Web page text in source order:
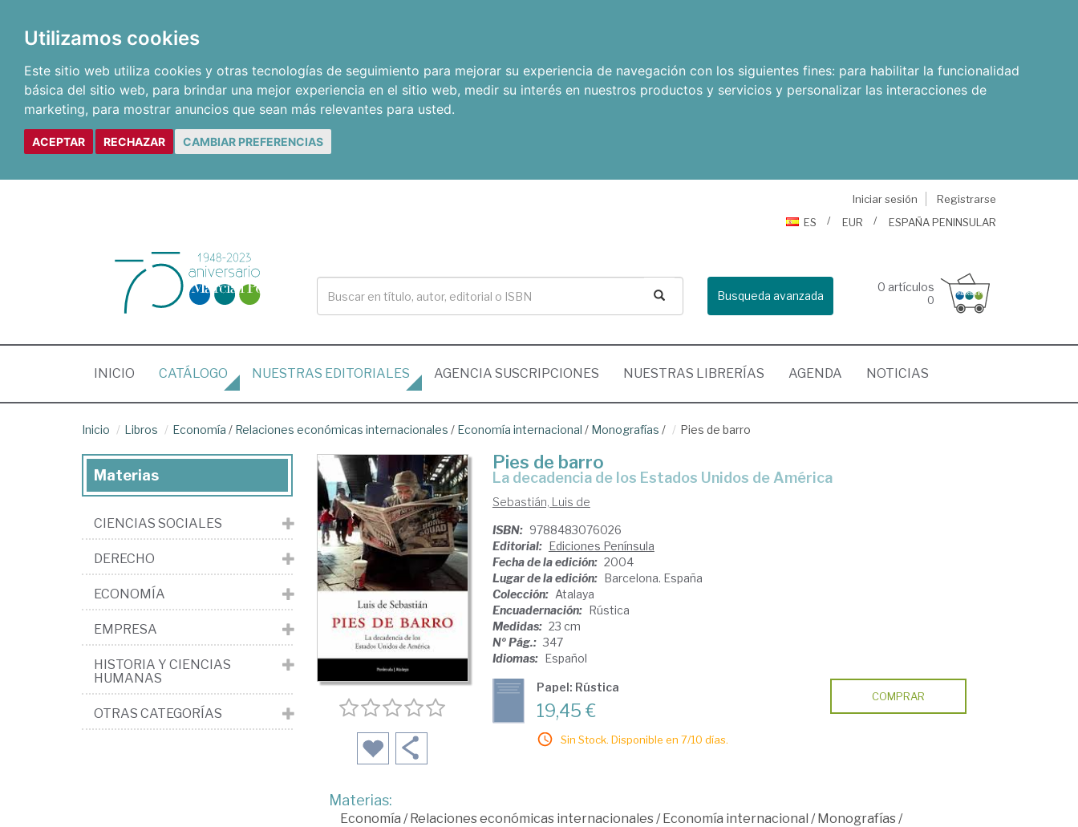
Utilizamos cookies
Este sitio web utiliza cookies y otras tecnologías de seguimiento para mejorar su experiencia de navegación con los siguientes fines: para habilitar la funcionalidad
básica del sitio web, para brindar una mejor experiencia en el sitio web, medir su interés en nuestros productos y servicios y personalizar las interacciones de
marketing, para mostrar anuncios que sean más relevantes para usted.
ACEPTAR RECHAZAR CAMBIAR PREFERENCIAS
Iniciar sesión
Registrarse
ES
EUR ESPAÑA PENINSULAR
Busqueda avanzada
0 artículos
0
INICIO (CURRENT)
CATÁLOGO NUESTRAS EDITORIALES AGENCIA SUSCRIPCIONES NUESTRAS LIBRERÍAS AGENDA NOTICIAS
Inicio Libros Economía / Relaciones económicas internacionales / Economía internacional / Monografías / Pies de barro
Pies de barro
la decadencia de los Estados Unidos de América
Sebastián, Luis de
ISBN: 9788483076026
Editorial: Ediciones Península
Fecha de la edición: 2004
Lugar de la edición: Barcelona. España
Colección: Atalaya
Encuadernación: Rústica
Medidas: 23 cm
Nº Pág.: 347
Idiomas: Español
Papel: Rústica
19,45 €
Sin Stock. Disponible en 7/10 días.
COMPRAR
Materias:
Economía /Relaciones económicas internacionales/Economía internacional /Monografías/
Materias
CIENCIAS SOCIALES
DERECHO
ECONOMÍA
EMPRESA
HISTORIA Y CIENCIAS
HUMANAS
OTRAS CATEGORÍAS